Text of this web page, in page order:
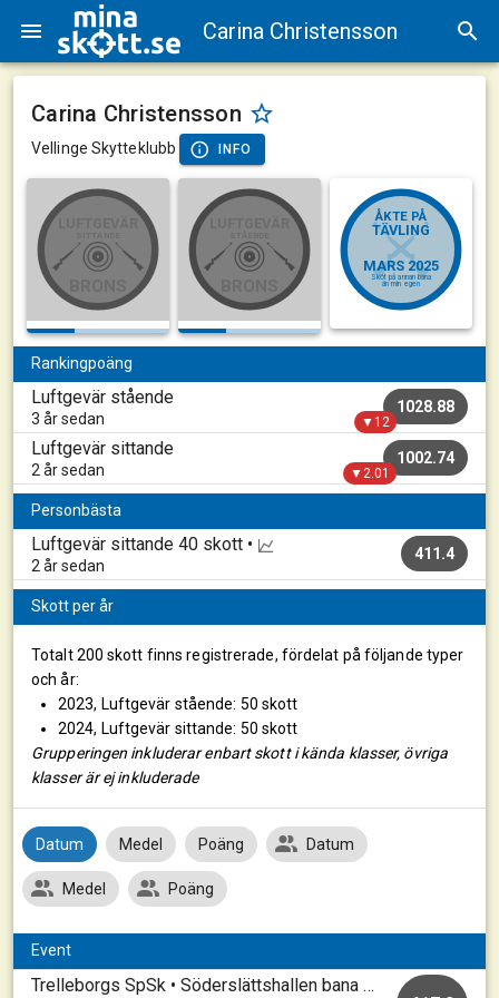
Carina Christensson
Carina Christensson
Vellinge Skytteklubb INFO
ÅKTE PÅ
TÄVLING
MARS 2025
Sköt på annan bana
än min egen
Rankingpoäng
Luftgevär stående
3 år sedan
1028.88
▼12
Luftgevär sittande
2 år sedan
1002.74
▼2.01
Personbästa
Luftgevär sittande 40 skott •
2 år sedan
411.4
Skott per år
Totalt 200 skott finns registrerade, fördelat på följande typer
och år:
2023, Luftgevär stående: 50 skott
2024, Luftgevär sittande: 50 skott
Grupperingen inkluderar enbart skott i kända klasser, övriga
klasser är ej inkluderade
Datum Medel Poäng Datum
Medel Poäng
Event
Trelleborgs SpSk • Söderslättshallen bana 1-10 • 20260321_A